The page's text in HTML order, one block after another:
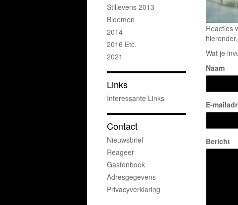
Reacties
hieronder.
Wat je
Naam
E-
Bericht
Stillevens 2013
Bloemen
2014
2016 Etc.
2021
Links
Interessante Links
Contact
Nieuwsbrief
Reageer
Gastenboek
Adresgegevens
Privacyverklaring